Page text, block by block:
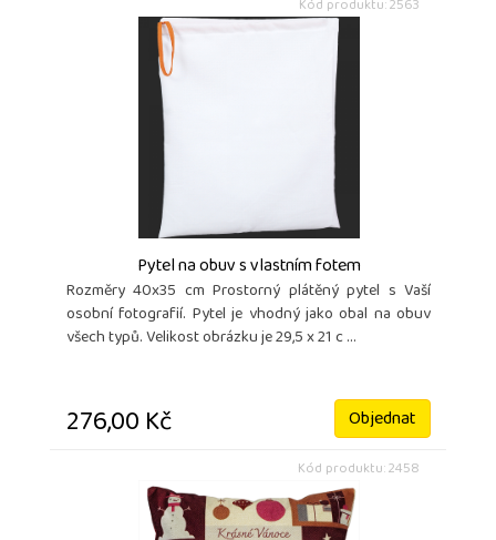
Kód produktu: 2563
Pytel na obuv s vlastním fotem
Rozměry 40x35 cm Prostorný plátěný pytel s Vaší
osobní fotografií. Pytel je vhodný jako obal na obuv
všech typů. Velikost obrázku je 29,5 x 21 c ...
276,00 Kč Objednat
Kód produktu: 2458